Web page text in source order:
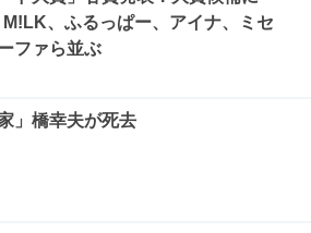
M!LK、ふるっぱー、アイナ、ミセ
ファら並ぶ
」橋幸夫が死去